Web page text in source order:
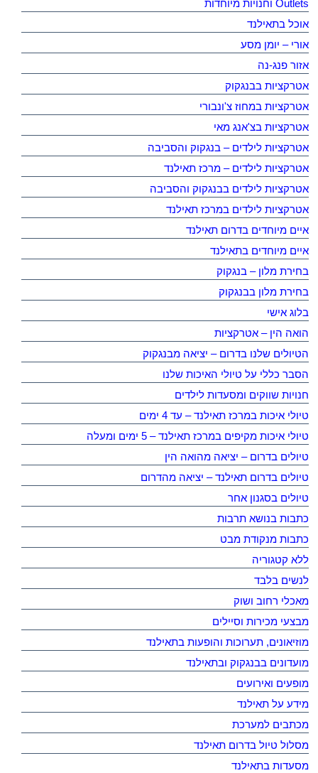
Outlets וחנויות מיוחדות
אוכל בתאילנד
אורי – יומן מסע
אזור פנג-נה
אטרקציות בבנגקוק
אטרקציות במחוז צ'ונבורי
אטרקציות בצ'אנג מאי
אטרקציות לילדים – בנגקוק והסביבה
אטרקציות לילדים – מרכז תאילנד
אטרקציות לילדים בבנגקוק והסביבה
אטרקציות לילדים במרכז תאילנד
איים מיוחדים בדרום תאילנד
איים מיוחדים בתאילנד
בחירת מלון – בנגקוק
בחירת מלון בבנגקוק
בלוג אישי
הואה הין – אטרקציות
הטיולים שלנו בדרום – יציאה מבנגקוק
הסבר כללי על טיולי האיכות שלנו
חנויות שווקים ומסעדות לילדים
טיולי איכות במרכז תאילנד – עד 4 ימים
טיולי איכות מקיפים במרכז תאילנד – 5 ימים ומעלה
טיולים בדרום – יציאה מהואה הין
טיולים בדרום תאילנד – יציאה מהדרום
טיולים בסגנון אחר
כתבות בנושא תרבות
כתבות מנקודת מבט
ללא קטגוריה
לנשים בלבד
מאכלי רחוב ושוק
מבצעי מכירות וסיילים
מוזיאונים, תערוכות והופעות בתאילנד
מועדונים בבנגקוק ובתאילנד
מופעים ואירועים
מידע על תאילנד
מכתבים למערכת
מסלול טיול בדרום תאילנד
מסעדות בתאילנד